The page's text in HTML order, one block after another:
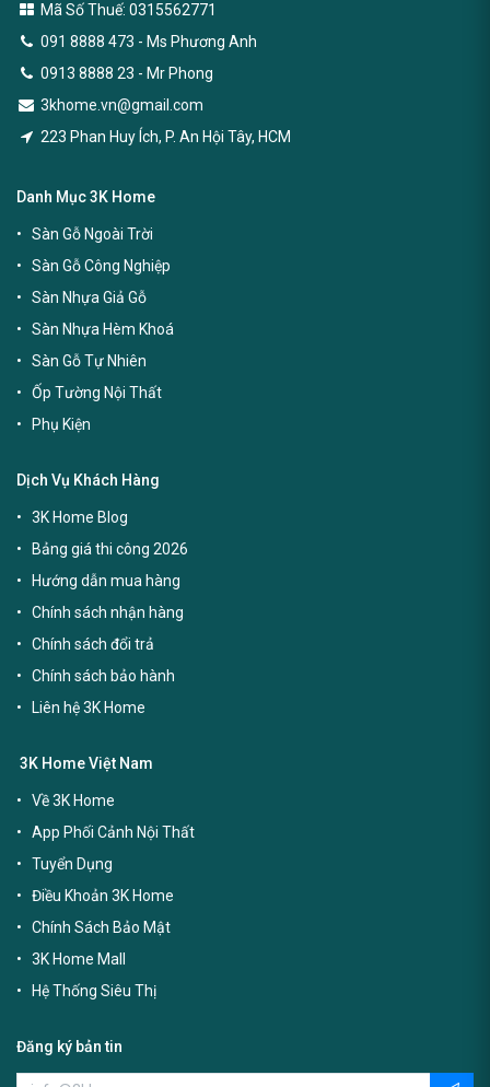
Mã Số Thuế: 0315562771
091 8888 473 - Ms Phương Anh
0913 8888 23 - Mr Phong
3khome.vn@gmail.com
223 Phan Huy Ích, P. An Hội Tây, HCM
Danh Mục 3K Home
Sàn Gỗ Ngoài Trời
Sàn Gỗ Công Nghiệp
Sàn Nhựa Giả Gỗ
Sàn Nhựa Hèm Khoá
Sàn Gỗ Tự Nhiên
Ốp Tường Nội Thất
Phụ Kiện
Dịch Vụ Khách Hàng
3K Home Blog
Bảng giá thi công 2026
Hướng dẫn mua hàng
Chính sách nhận hàng
Chính sách đổi trả
Chính sách bảo hành
Liên hệ 3K Home
3K Home Việt Nam
Về 3K Home
App Phối Cảnh Nội Thất
Tuyển Dụng
Điều Khoản 3K Home
Chính Sách Bảo Mật
3K Home Mall
Hệ Thống Siêu Thị
Đăng ký bản tin